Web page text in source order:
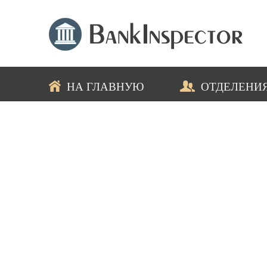
НА ГЛАВНУЮ